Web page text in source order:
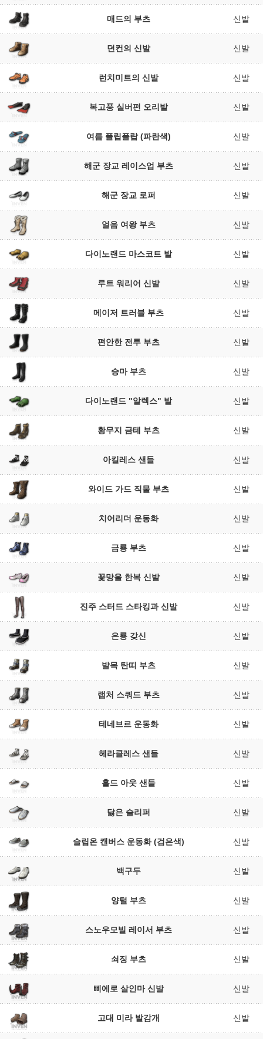
매드의 부츠 신발
던컨의 신발 신발
런치미트의 신발 신발
복고풍 실버펀 오리발 신발
여름 플립플랍 (파란색) 신발
해군 장교 레이스업 부츠 신발
해군 장교 로퍼 신발
얼음 여왕 부츠 신발
다이노랜드 마스코트 발 신발
루트 워리어 신발 신발
메이저 트러블 부츠 신발
편안한 전투 부츠 신발
승마 부츠 신발
다이노랜드 "알렉스" 발 신발
황무지 금테 부츠 신발
아킬레스 샌들 신발
와이드 가드 직물 부츠 신발
치어리더 운동화 신발
금룡 부츠 신발
꽃망울 한복 신발 신발
진주 스터드 스타킹과 신발 신발
은룡 갖신 신발
발목 탄띠 부츠 신발
랩처 스쿼드 부츠 신발
테네브르 운동화 신발
헤라클레스 샌들 신발
홀드 아웃 샌들 신발
닳은 슬리퍼 신발
슬립온 캔버스 운동화 (검은색) 신발
백구두 신발
양털 부츠 신발
스노우모빌 레이서 부츠 신발
쇠징 부츠 신발
삐에로 살인마 신발 신발
고대 미라 발감개 신발